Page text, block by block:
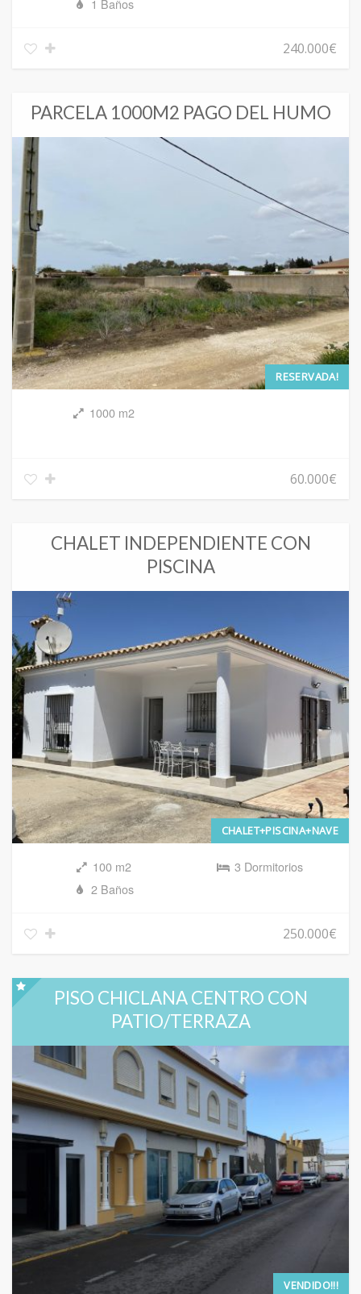
1 Baños
240.000€
PARCELA 1000M2 PAGO DEL HUMO
RESERVADA!
1000 m2
60.000€
CHALET INDEPENDIENTE CON
PISCINA
CHALET+PISCINA+NAVE
100 m2
3 Dormitorios
2 Baños
250.000€
PISO CHICLANA CENTRO CON
PATIO/TERRAZA
VENDIDO!!!